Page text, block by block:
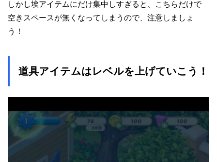
しかし埃アイテムにだけ集中しすぎると、こちらだけで
空きスペースが無くなってしまうので、注意しましょ
う！
道具アイテムはレベルを上げていこう！